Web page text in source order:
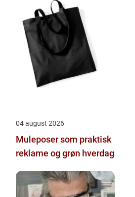
04 august 2026
Muleposer som praktisk
reklame og grøn hverdag